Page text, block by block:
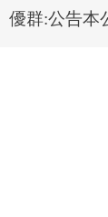
優群:公告本